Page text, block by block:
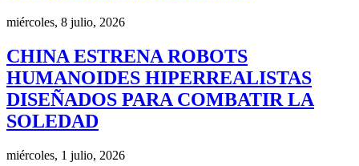
miércoles, 8 julio, 2026
CHINA ESTRENA ROBOTS
HUMANOIDES HIPERREALISTAS
DISEÑADOS PARA COMBATIR LA
SOLEDAD
miércoles, 1 julio, 2026